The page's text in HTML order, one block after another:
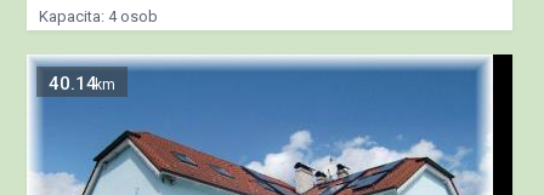
Kapacita: 4 osob
40.14km